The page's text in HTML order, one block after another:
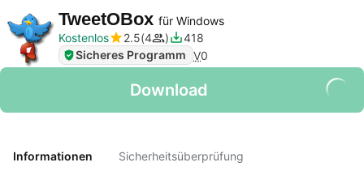
TweetOBox für Windows
Kostenlos
2.5 4
418
Sicheres Programm V0
Download
Informationen Sicherheitsüberprüfung